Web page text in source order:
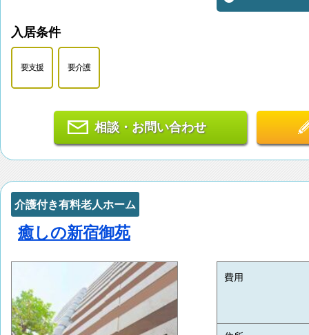
入居条件
要支援 要介護
相談・お問い合わせ
介護付き有料老人ホーム
癒しの新宿御苑
費用